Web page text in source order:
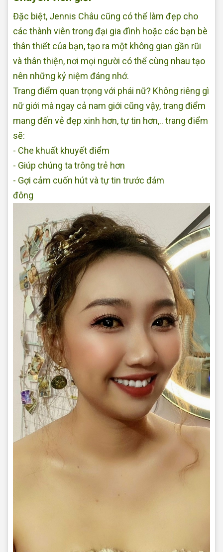
Đặc biệt, Jennis Châu cũng có thể làm đẹp cho
các thành viên trong đại gia đình hoặc các bạn bè
thân thiết của bạn, tạo ra một không gian gần rũi
và thân thiện, nơi mọi người có thể cùng nhau tạo
nên những kỷ niệm đáng nhớ.
Trang điểm quan trọng với phái nữ? Không riêng gì
nữ giới mà ngay cả nam giới cũng vậy, trang điểm
mang đến vẻ đẹp xinh hơn, tự tin hơn,.. trang điểm
sẽ:
- Che khuất khuyết điểm
- Giúp chúng ta trông trẻ hơn
- Gợi cảm cuốn hút và tự tin trước đám
đông